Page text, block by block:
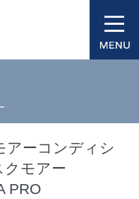
アーコンディシ
モアー
PRO